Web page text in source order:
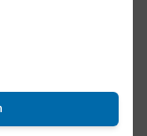
die neue